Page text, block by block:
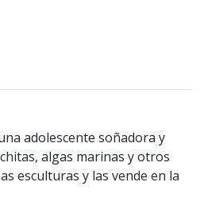
adolescente soñadora y
algas marinas y otros
esculturas y las vende en la